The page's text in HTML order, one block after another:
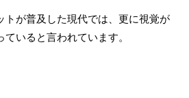
トが普及した現代では、更に視覚が
いると言われています。